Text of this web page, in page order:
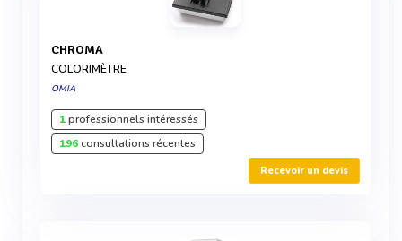
CHROMA
COLORIMÈTRE
OMIA
1professionnels intéressés
196consultations récentes
Recevoir un devis